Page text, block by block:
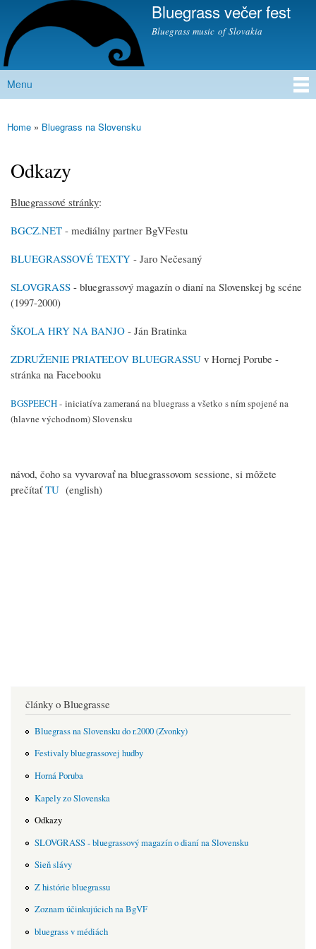
Skip to
main
content
Bluegrass večer fest
Bluegrass music of Slovakia
Main menu
Menu
You are here
Home » Bluegrass na Slovensku
Odkazy
Bluegrassové stránky:
BGCZ.NET - mediálny partner BgVFestu
BLUEGRASSOVÉ TEXTY - Jaro Nečesaný
SLOVGRASS - bluegrassový magazín o dianí na Slovenskej bg scéne
(1997-2000)
ŠKOLA HRY NA BANJO - Ján Bratinka
ZDRUŽENIE PRIATEĽOV BLUEGRASSU v Hornej Porube -
stránka na Facebooku
BGSPEECH- iniciatíva zameraná na bluegrass a všetko s ním spojené na
(hlavne východnom) Slovensku
návod, čoho sa vyvarovať na bluegrassovom sessione, si môžete
prečítaťTU (english)
články o Bluegrasse
Bluegrass na Slovensku do r.2000 (Zvonky)
Festivaly bluegrassovej hudby
Horná Poruba
Kapely zo Slovenska
Odkazy
SLOVGRASS - bluegrassový magazín o dianí na Slovensku
Sieň slávy
Z histórie bluegrassu
Zoznam účinkujúcich na BgVF
bluegrass v médiách